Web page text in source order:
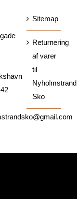
Sitemap
Returnering
af varer
til
Nyholmstrand
Sko